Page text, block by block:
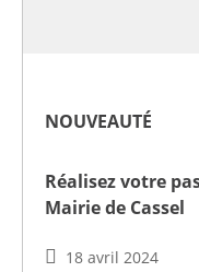
NOUVEAUTÉ
Réalisez votre
Mairie de Cassel
18 avril 2024